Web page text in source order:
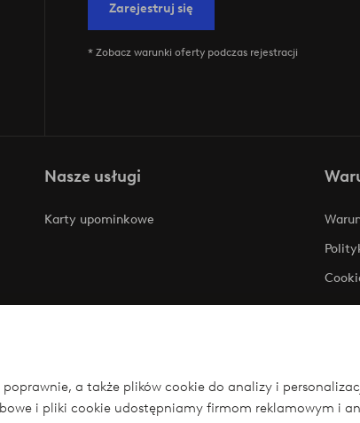
a także plików cookie do analizy i
i pliki cookie udostępniamy firmom reklamowym i
Zarejestruj się
* Zobacz warunki oferty podczas rejestracji
Nasze usługi
Karty upominkowe